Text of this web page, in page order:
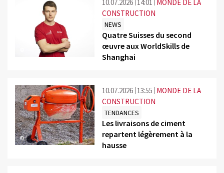
10.07.2026 14:01
MONDE DE LA
CONSTRUCTION
NEWS
Quatre Suisses du second
œuvre aux WorldSkills de
Shanghai
©
10.07.2026 13:55 MONDE DE LA
CONSTRUCTION
TENDANCES
Les livraisons de ciment
repartent légèrement à la
hausse